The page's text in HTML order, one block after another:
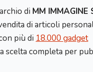
di MM IMMAGINE
di articoli
più di 18.000 gadget
scelta completa per